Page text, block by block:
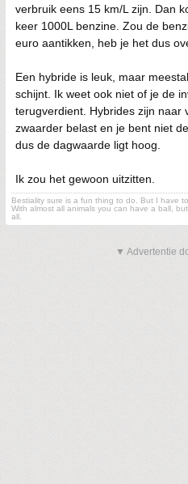
verbruik eens 15 km/L zijn. Dan
keer 1000L benzine. Zou de
euro aantikken, heb je het dus
Een hybride is leuk, maar
schijnt. Ik weet ook niet of je de
terugverdient. Hybrides zijn naar
zwaarder belast en je bent niet
dus de dagwaarde ligt hoog.
Ik zou het gewoon uitzitten.
Bestiality sure is a fun thing to do. But I have
With almost all animals you can have a ball,
all.
▼ Advertentie